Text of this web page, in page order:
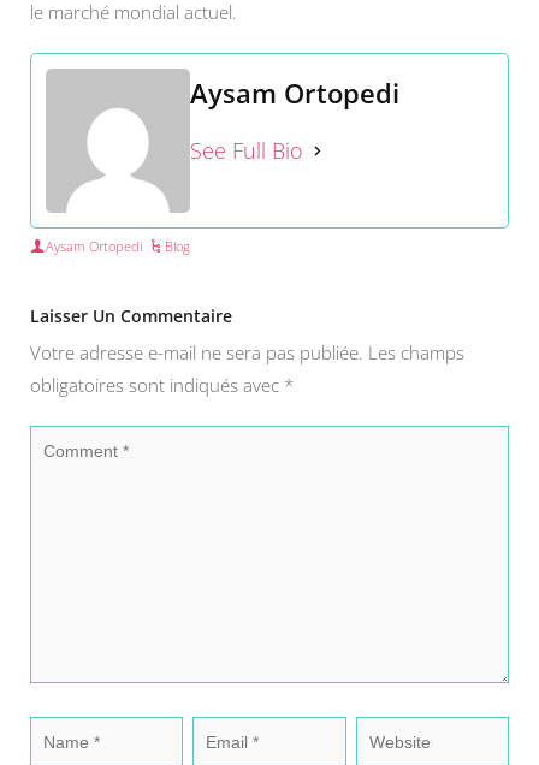
le marché mondial actuel.
Aysam Ortopedi
See Full Bio
Aysam Ortopedi Blog
Laisser Un Commentaire
Votre adresse e-mail ne sera pas publiée. Les champs
obligatoires sont indiqués avec *